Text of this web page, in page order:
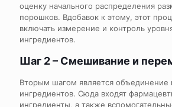
оценку начального распределения
порошков. Вдобавок к этому, этот
включать измерение и контроль
ингредиентов.
Шаг 2 – Смешивание и
Вторым шагом является объединение
ингредиентов. Сюда входят
ингредиенты, а также